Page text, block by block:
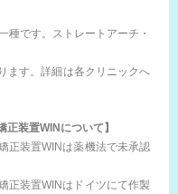
です。ストレートアーチ・
ます。詳細は各クリニックへ
正装置WINについて】
正装置WINは薬機法で未承認
正装置WINはドイツにて作製